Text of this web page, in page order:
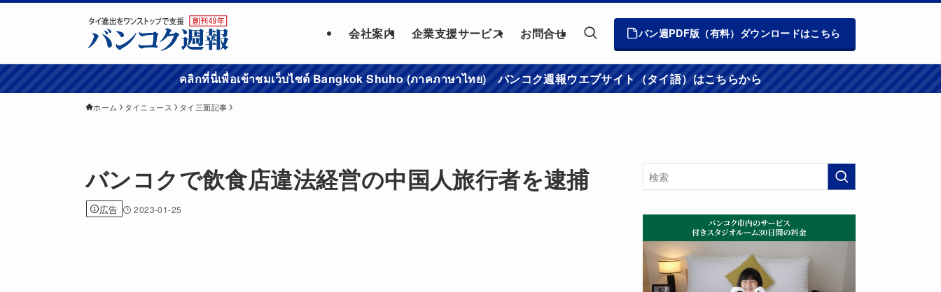
会社案内 企業支援サービス お問合せ バン週PDF版（有料）ダウンロードはこちら
คลิกที่นี่เพื่อเข้าชมเว็บไซต์ Bangkok Shuho (ภาคภาษาไทย) バンコク週報ウエブサイト（タイ語）はこちらから
ホーム タイニュース タイ三面記事
バンコクで飲食店違法経営の中国人旅行者を逮捕
広告 2023-01-25